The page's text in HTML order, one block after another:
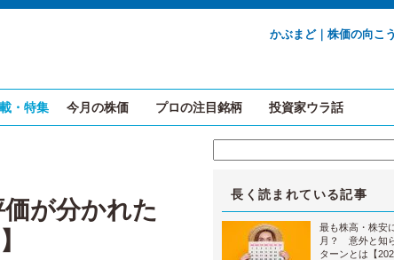
かぶまど｜株価の向こ
・特集 今月の株価 プロの注目銘柄 投資家ウラ話
が分かれた
長く読まれている記事
最も株高・株安
月？ 意外と知
ターンとは【